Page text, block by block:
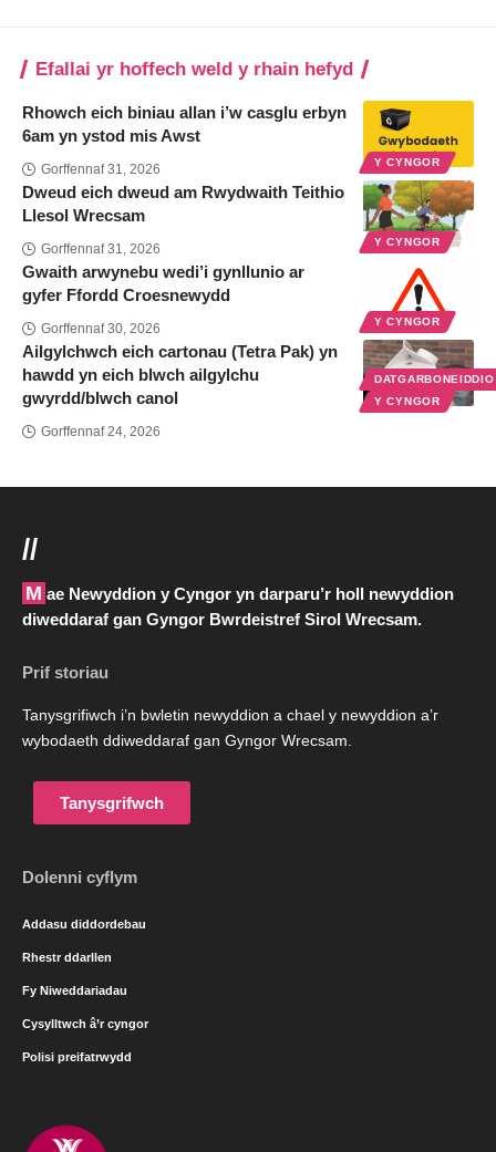
Efallai yr hoffech weld y rhain hefyd
Y CYNGOR
Rhowch eich biniau allan i’w casglu erbyn
6am yn ystod mis Awst
Gorffennaf 31, 2026
Y CYNGOR
Dweud eich dweud am Rwydwaith Teithio
Llesol Wrecsam
Gorffennaf 31, 2026
Y CYNGOR
Gwaith arwynebu wedi’i gynllunio ar
gyfer Ffordd Croesnewydd
Gorffennaf 30, 2026
Y CYNGOR
Ailgylchwch eich cartonau (Tetra Pak) yn
hawdd yn eich blwch ailgylchu
gwyrdd/blwch canol
Gorffennaf 24, 2026
//
Mae Newyddion y Cyngor yn darparu’r holl newyddion
diweddaraf gan Gyngor Bwrdeistref Sirol Wrecsam.
Prif storiau
Tanysgrifiwch i’n bwletin newyddion a chael y newyddion a’r
wybodaeth ddiweddaraf gan Gyngor Wrecsam.
Tanysgrifwch
Dolenni cyflym
Addasu diddordebau
Rhestr ddarllen
Fy Niweddariadau
Cysylltwch â’r cyngor
Polisi preifatrwydd